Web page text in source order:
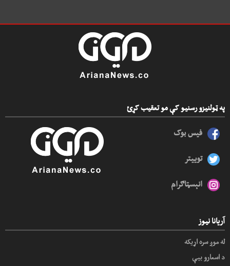
په ټولنیزو رسنیو کې مو تعقیب کړئ
فیس بوک
توییتر
انېسټاګرام
آریانا نیوز
له موږ سره اړیکه
د اسعارو بیې